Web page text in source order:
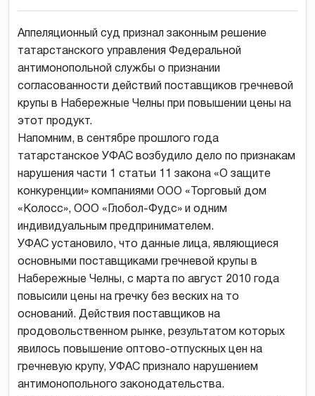
Аппеляционный суд признал законным решение
татарстанского управления Федеральной
антимонопольной службы о признании
согласованности действий поставщиков гречневой
крупы в Набережные Челны при повышении цены на
этот продукт.
Напомним, в сентябре прошлого года
татарстанское УФАС возбудило дело по признакам
нарушения части 1 статьи 11 закона «О защите
конкуренции» компаниями ООО «Торговый дом
«Колосс», ООО «Глобол-Фудс» и одним
индивидуальным предпринимателем.
УФАС установило, что данные лица, являющиеся
основными поставщиками гречневой крупы в
Набережные Челны, с марта по август 2010 года
повысили цены на гречку без веских на то
оснований. Действия поставщиков на
продовольственном рынке, результатом которых
явилось повышение оптово-отпускных цен на
гречневую крупу, УФАС признало нарушением
антимонопольного законодательства.